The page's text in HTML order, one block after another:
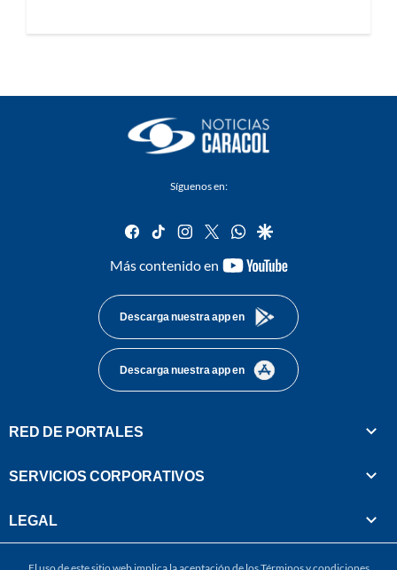
Síguenos en:
facebook
tiktok instagram
twitterwhatsapp
google
Más contenido en
youtube-
Descarga nuestra app en
Descarga nuestra app en
RED DE PORTALES
SERVICIOS CORPORATIVOS
LEGAL